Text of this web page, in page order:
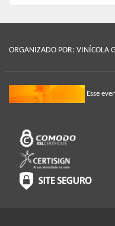
ORGANIZADO POR: VINÍCOLA
Esse